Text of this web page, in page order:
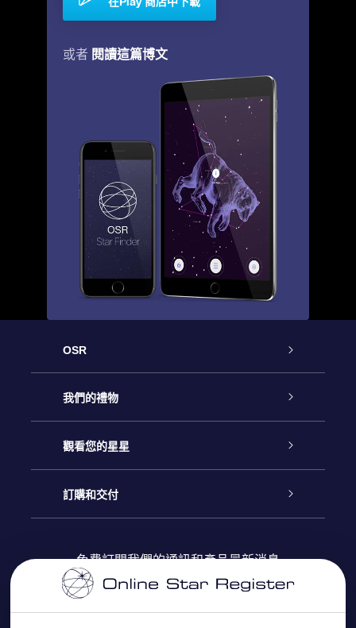
或者 閱讀這篇博文
OSR
客戶服務
聯繫我們
博客
評論
我們的禮物
Online Star禮物
OSR禮物包
OSR 禮物卡
觀看您的星星
星星注册
個性化的Star Page
訂購和交付
付款資訊
免費訂閱我們的通訊和產品最新消息